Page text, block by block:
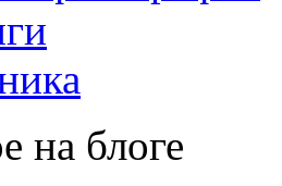
на блоге